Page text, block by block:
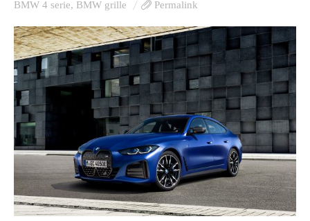
BMW 4 serie, BMW grille Permalink